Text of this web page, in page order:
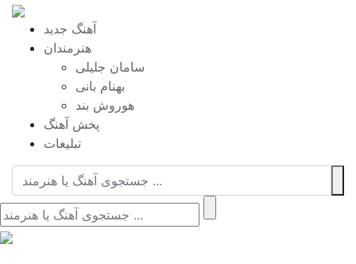
آهنگ جدید
هنرمندان
سامان جلیلی
بهنام بانی
هوروش بند
پخش آهنگ
تبلیغات